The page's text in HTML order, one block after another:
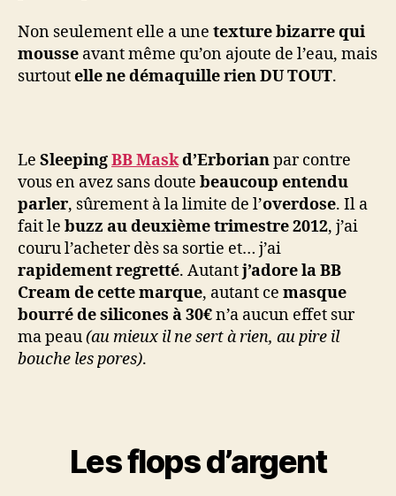
Non seulement elle a une texture bizarre qui
mousse avant même qu’on ajoute de l’eau, mais
surtoutelle ne démaquille rien DU TOUT.
Le SleepingBB Maskd’Erborianpar contre
vous en avez sans doute beaucoup entendu
parler, sûrement à la limite de l’overdose. Il a
fait le buzz au deuxième trimestre 2012, j’ai
couru l’acheter dès sa sortie et… j’ai
rapidement regretté. Autantj’adore la BB
Cream de cette marque, autant ce masque
bourré de silicones à 30€n’a aucun effet sur
ma peau(au mieux il ne sert à rien, au pire il
bouche les pores).
Les flops d’argent